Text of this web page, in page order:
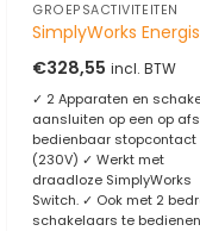
GROEPSACTIVITEITEN
SimplyWorks
€328,55 incl. BTW
✓ 2 Apparaten en
aansluiten op een op
bedienbaar stopcontact
(230V) ✓ Werkt met
draadloze SimplyWorks
Switch. ✓ Ook met 2
schakelaars te bedienen